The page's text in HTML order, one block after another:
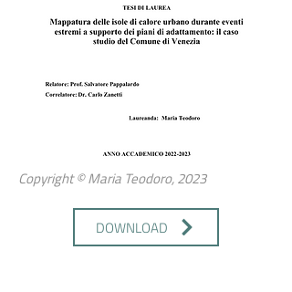
Copyright © Maria Teodoro, 2023
DOWNLOAD